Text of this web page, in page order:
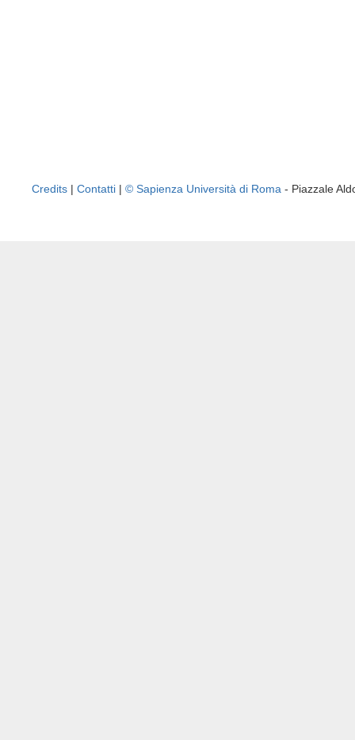
Credits | Contatti | © Sapienza Università di Roma - Piazzale